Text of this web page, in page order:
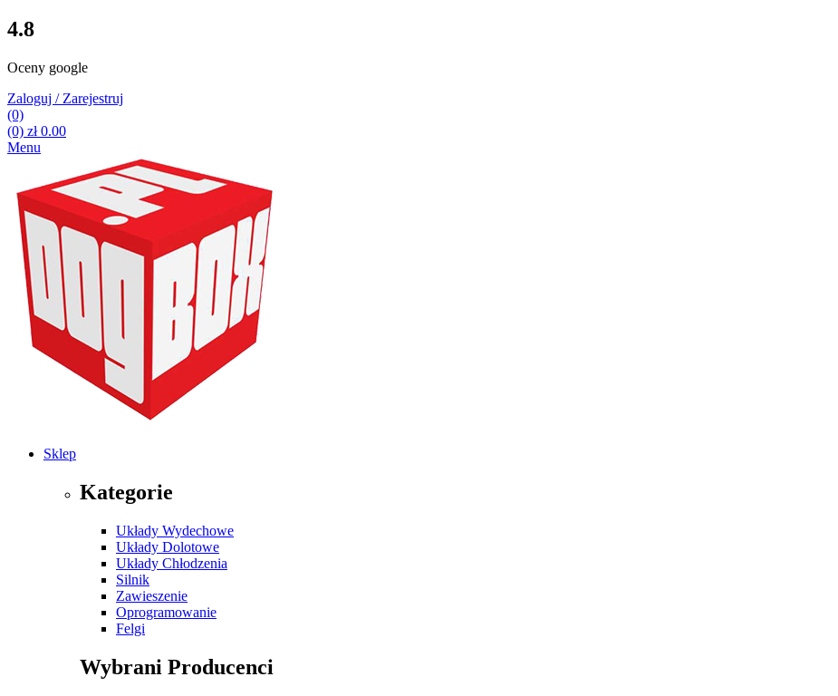
4.8
Oceny google
Zaloguj / Zarejestruj
(0)
(0) zł0.00
Menu
Sklep
Kategorie
Układy Wydechowe
Układy Dolotowe
Układy Chłodzenia
Silnik
Zawieszenie
Oprogramowanie
Felgi
Wybrani Producenci